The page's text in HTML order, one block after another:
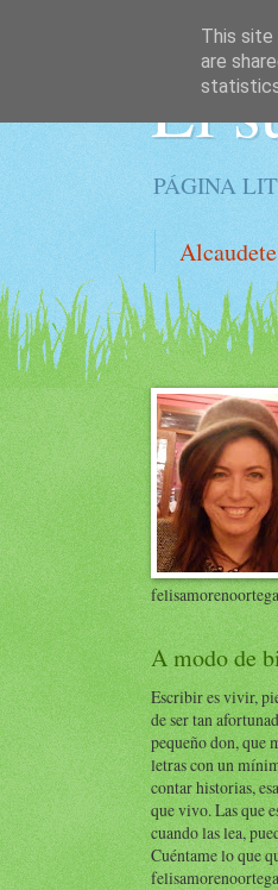
El
PÁGINA
A modo de
Escribir es vivir,
de ser tan
pequeño don, que
letras con un
contar historias,
que vivo. Las que
cuando las lea,
Cuéntame lo que
This site
are